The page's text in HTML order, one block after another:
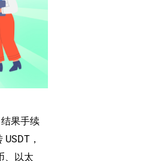
果手续
，
、以太